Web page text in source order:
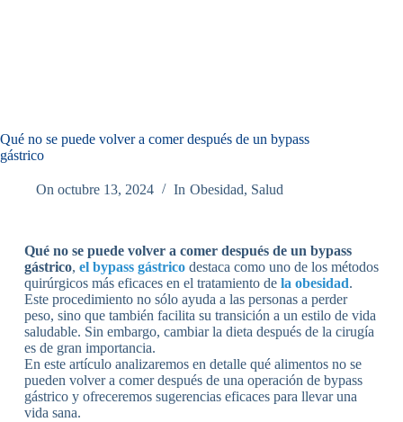
Qué no se puede volver a comer después de un bypass
gástrico
On octubre 13, 2024 In Obesidad, Salud
Qué no se puede volver a comer después de un bypass
gástrico, el bypass gástricodestaca como uno de los métodos
quirúrgicos más eficaces en el tratamiento de la obesidad.
Este procedimiento no sólo ayuda a las personas a perder
peso, sino que también facilita su transición a un estilo de vida
saludable. Sin embargo, cambiar la dieta después de la cirugía
es de gran importancia.
En este artículo analizaremos en detalle qué alimentos no se
pueden volver a comer después de una operación de bypass
gástrico y ofreceremos sugerencias eficaces para llevar una
vida sana.